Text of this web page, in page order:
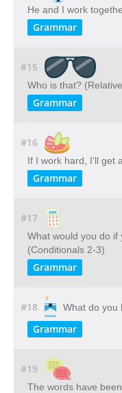
He and I work
Grammar
#15
Who is that?
Grammar
#16
If I work hard, I'll get
Grammar
#17
What would you do if
(Conditionals 2-3)
Grammar
#18 What do you
Grammar
#19
The words have